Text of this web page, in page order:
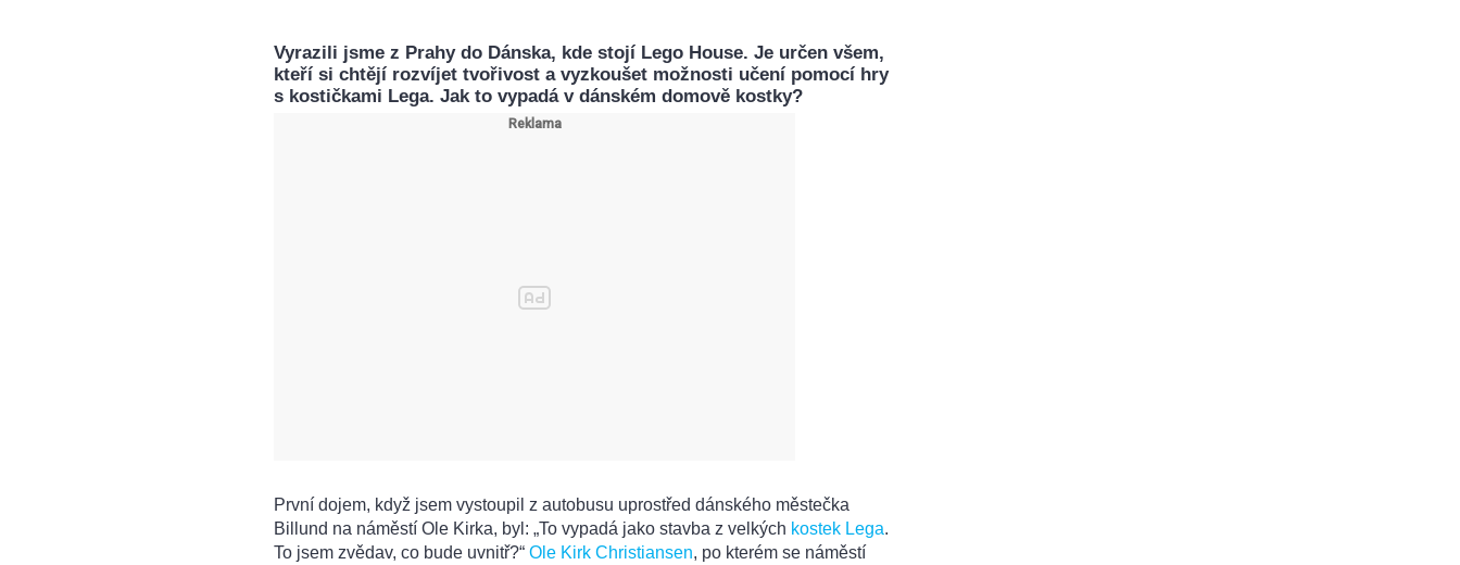
Vyrazili jsme z Prahy do Dánska, kde stojí Lego House. Je určen všem,
kteří si chtějí rozvíjet tvořivost a vyzkoušet možnosti učení pomocí hry
s kostičkami Lega. Jak to vypadá v dánském domově kostky?
První dojem, když jsem vystoupil z autobusu uprostřed dánského městečka
Billund na náměstí Ole Kirka, byl: „To vypadá jako stavba z velkých kostek Lega.
To jsem zvědav, co bude uvnitř?“ Ole Kirk Christiansen, po kterém se náměstí